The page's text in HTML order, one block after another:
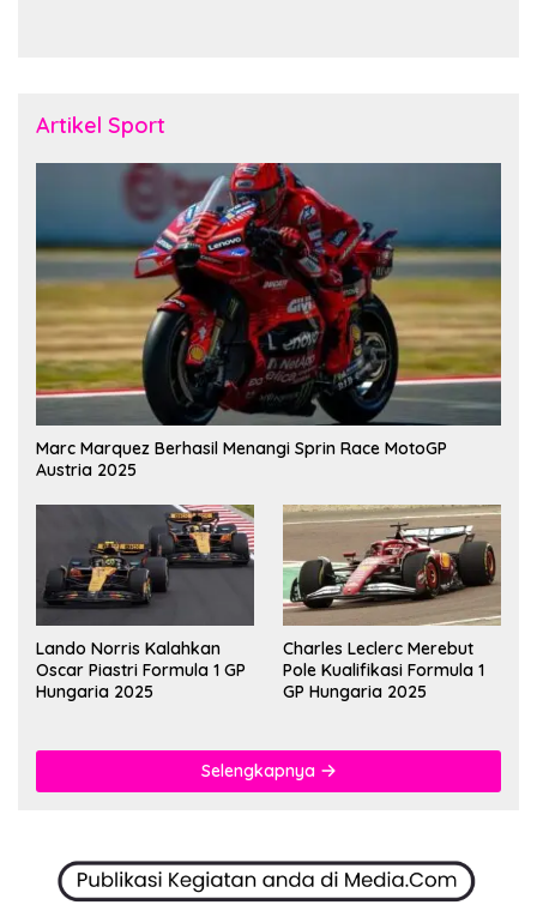
Artikel Sport
Marc Marquez Berhasil Menangi Sprin Race MotoGP
Austria 2025
Lando Norris Kalahkan
Oscar Piastri Formula 1 GP
Hungaria 2025
Charles Leclerc Merebut
Pole Kualifikasi Formula 1
GP Hungaria 2025
Selengkapnya